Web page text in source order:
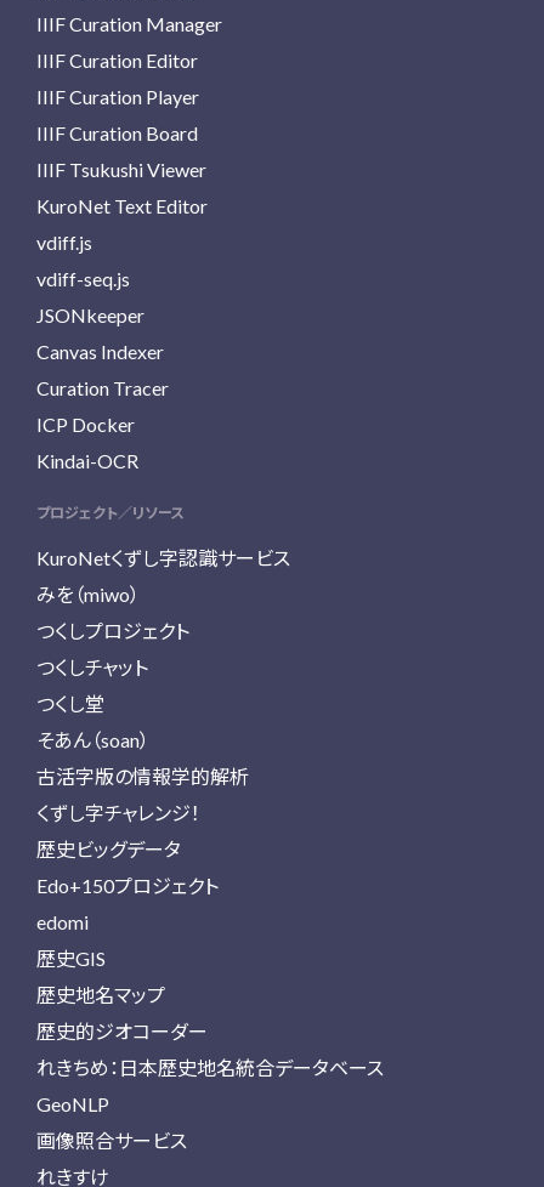
IIIF Curation Manager
IIIF Curation Editor
IIIF Curation Player
IIIF Curation Board
IIIF Tsukushi Viewer
KuroNet Text Editor
vdiff.js
vdiff-seq.js
JSONkeeper
Canvas Indexer
Curation Tracer
ICP Docker
Kindai-OCR
プロジェクト／リソース
KuroNetくずし字認識サービス
みを（miwo）
つくしプロジェクト
つくしチャット
つくし堂
そあん（soan）
古活字版の情報学的解析
くずし字チャレンジ！
歴史ビッグデータ
Edo+150プロジェクト
edomi
歴史GIS
歴史地名マップ
歴史的ジオコーダー
れきちめ：日本歴史地名統合データベース
GeoNLP
画像照合サービス
れきすけ